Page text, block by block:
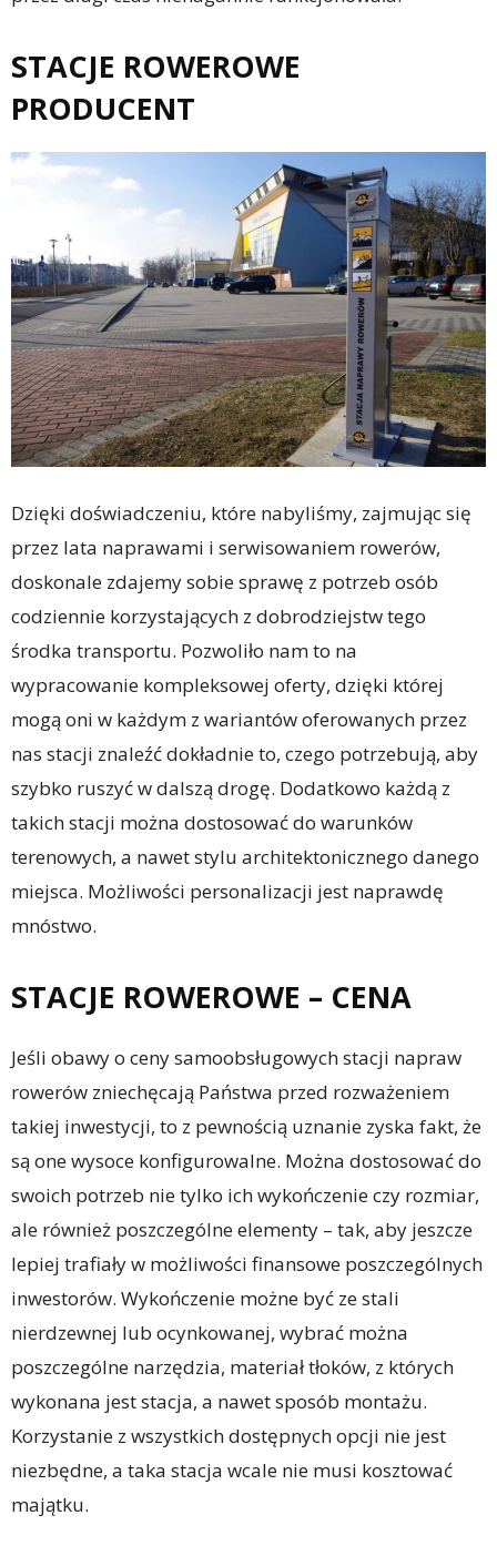
STACJE ROWEROWE
PRODUCENT
Dzięki doświadczeniu, które nabyliśmy, zajmując się
przez lata naprawami i serwisowaniem rowerów,
doskonale zdajemy sobie sprawę z potrzeb osób
codziennie korzystających z dobrodziejstw tego
środka transportu. Pozwoliło nam to na
wypracowanie kompleksowej oferty, dzięki której
mogą oni w każdym z wariantów oferowanych przez
nas stacji znaleźć dokładnie to, czego potrzebują, aby
szybko ruszyć w dalszą drogę. Dodatkowo każdą z
takich stacji można dostosować do warunków
terenowych, a nawet stylu architektonicznego danego
miejsca. Możliwości personalizacji jest naprawdę
mnóstwo.
STACJE ROWEROWE – CENA
Jeśli obawy o ceny samoobsługowych stacji napraw
rowerów zniechęcają Państwa przed rozważeniem
takiej inwestycji, to z pewnością uznanie zyska fakt, że
są one wysoce konfigurowalne. Można dostosować do
swoich potrzeb nie tylko ich wykończenie czy rozmiar,
ale również poszczególne elementy – tak, aby jeszcze
lepiej trafiały w możliwości finansowe poszczególnych
inwestorów. Wykończenie możne być ze stali
nierdzewnej lub ocynkowanej, wybrać można
poszczególne narzędzia, materiał tłoków, z których
wykonana jest stacja, a nawet sposób montażu.
Korzystanie z wszystkich dostępnych opcji nie jest
niezbędne, a taka stacja wcale nie musi kosztować
majątku.